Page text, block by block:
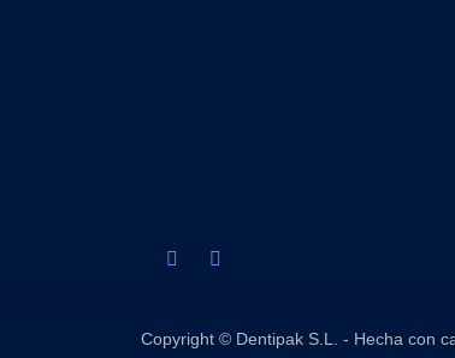
Copyright © Dentipak S.L. - Hecha con